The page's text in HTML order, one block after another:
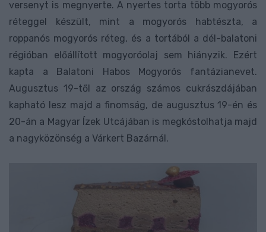
versenyt is megnyerte. A nyertes torta több mogyorós
réteggel készült, mint a mogyorós habtészta, a
roppanós mogyorós réteg, és a tortából a dél-balatoni
régióban előállított mogyoróolaj sem hiányzik. Ezért
kapta a Balatoni Habos Mogyorós fantázianevet.
Augusztus 19-től az ország számos cukrászdájában
kapható lesz majd a finomság, de augusztus 19-én és
20-án a Magyar Ízek Utcájában is megkóstolhatja majd
a nagyközönség a Várkert Bazárnál.